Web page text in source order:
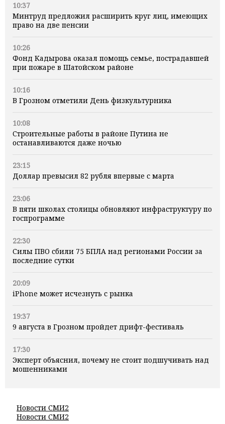
10:37
Минтруд предложил расширить круг лиц, имеющих
право на две пенсии
10:26
Фонд Кадырова оказал помощь семье, пострадавшей
при пожаре в Шатойском районе
10:16
В Грозном отметили День физкультурника
10:08
Строительные работы в районе Путина не
останавливаются даже ночью
23:15
Доллар превысил 82 рубля впервые с марта
23:06
В пяти школах столицы обновляют инфраструктуру по
госпрограмме
22:30
Силы ПВО сбили 75 БПЛА над регионами России за
последние сутки
20:09
iPhone может исчезнуть с рынка
19:37
9 августа в Грозном пройдет дрифт-фестиваль
17:30
Эксперт объяснил, почему не стоит подшучивать над
мошенниками
Новости СМИ2
Новости СМИ2